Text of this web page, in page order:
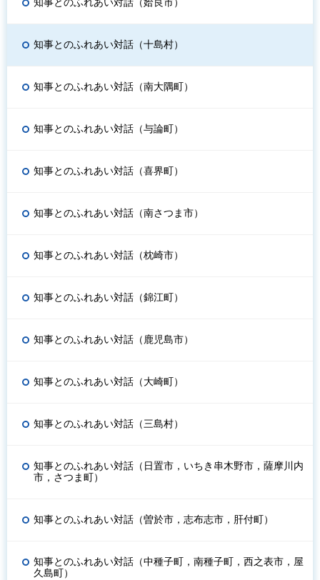
知事とのふれあい対話（姶良市）
知事とのふれあい対話（十島村）
知事とのふれあい対話（南大隅町）
知事とのふれあい対話（与論町）
知事とのふれあい対話（喜界町）
知事とのふれあい対話（南さつま市）
知事とのふれあい対話（枕崎市）
知事とのふれあい対話（錦江町）
知事とのふれあい対話（鹿児島市）
知事とのふれあい対話（大崎町）
知事とのふれあい対話（三島村）
知事とのふれあい対話（日置市，いちき串木野市，薩摩川内
市，さつま町）
知事とのふれあい対話（曽於市，志布志市，肝付町）
知事とのふれあい対話（中種子町，南種子町，西之表市，屋
久島町）